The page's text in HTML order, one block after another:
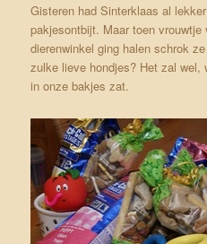
Gisteren had Sinterklaas al
pakjesontbijt. Maar toen
dierenwinkel ging halen schrok
zulke lieve hondjes? Het zal wel,
in onze bakjes zat.